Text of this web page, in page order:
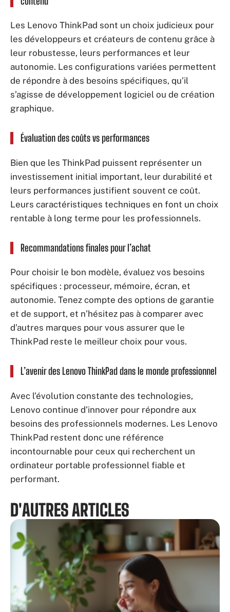
Les Lenovo ThinkPad sont un choix judicieux pour
les développeurs et créateurs de contenu grâce à
leur robustesse, leurs performances et leur
autonomie. Les configurations variées permettent
de répondre à des besoins spécifiques, qu’il
s’agisse de développement logiciel ou de création
graphique.
Évaluation des coûts vs performances
Bien que les ThinkPad puissent représenter un
investissement initial important, leur durabilité et
leurs performances justifient souvent ce coût.
Leurs caractéristiques techniques en font un choix
rentable à long terme pour les professionnels.
Recommandations finales pour l’achat
Pour choisir le bon modèle, évaluez vos besoins
spécifiques : processeur, mémoire, écran, et
autonomie. Tenez compte des options de garantie
et de support, et n’hésitez pas à comparer avec
d’autres marques pour vous assurer que le
ThinkPad reste le meilleur choix pour vous.
L’avenir des Lenovo ThinkPad dans le monde professionnel
Avec l’évolution constante des technologies,
Lenovo continue d’innover pour répondre aux
besoins des professionnels modernes. Les Lenovo
ThinkPad restent donc une référence
incontournable pour ceux qui recherchent un
ordinateur portable professionnel fiable et
performant.
D'AUTRES ARTICLES